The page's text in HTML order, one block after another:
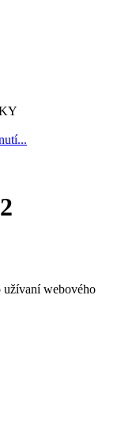
webového